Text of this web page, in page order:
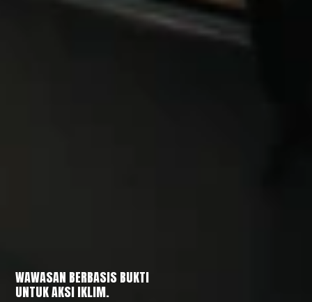
WAWASAN BERBASIS BUKTI
UNTUK AKSI IKLIM.